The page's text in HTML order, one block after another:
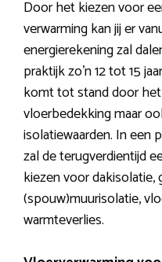
Door het kiezen voor
verwarming kan jij er
energierekening zal
praktijk zo’n 12 tot 15
komt tot stand door
vloerbedekking maar
isolatiewaarden. In een
zal de terugverdientijd
kiezen voor dakisolatie,
(spouw)muurisolatie,
warmteverlies.